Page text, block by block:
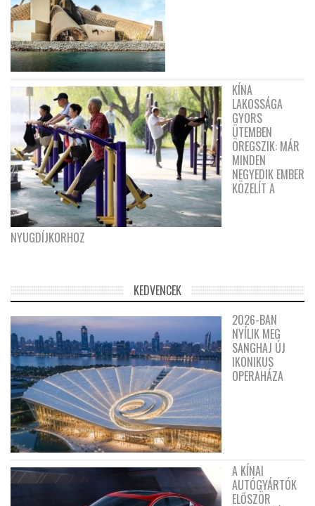
KÍNA
LAKOSSÁGA
GYORS
ÜTEMBEN
ÖREGSZIK: MÁR
MINDEN
NEGYEDIK EMBER
KÖZELÍT A
NYUGDÍJKORHOZ
KEDVENCEK
2026-BAN
NYÍLIK MEG
SANGHAJ ÚJ
IKONIKUS
OPERAHÁZA
A KÍNAI
AUTÓGYÁRTÓK
ELŐSZÖR